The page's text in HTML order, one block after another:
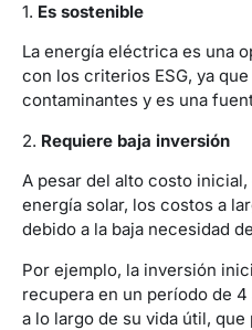
1. Es sostenible
La energía eléctrica es una
con los criterios ESG, ya
contaminantes y es una
2. Requiere baja inversión
A pesar del alto costo
energía solar, los costos a
debido a la baja necesidad
Por ejemplo, la inversión
recupera en un período de
a lo largo de su vida útil, que